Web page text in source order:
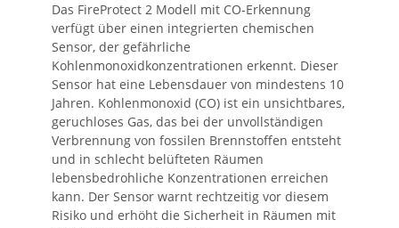
Das FireProtect 2 Modell mit CO-Erkennung
verfügt über einen integrierten chemischen
Sensor, der gefährliche
Kohlenmonoxidkonzentrationen erkennt. Dieser
Sensor hat eine Lebensdauer von mindestens 10
Jahren. Kohlenmonoxid (CO) ist ein unsichtbares,
geruchloses Gas, das bei der unvollständigen
Verbrennung von fossilen Brennstoffen entsteht
und in schlecht belüfteten Räumen
lebensbedrohliche Konzentrationen erreichen
kann. Der Sensor warnt rechtzeitig vor diesem
Risiko und erhöht die Sicherheit in Räumen mit